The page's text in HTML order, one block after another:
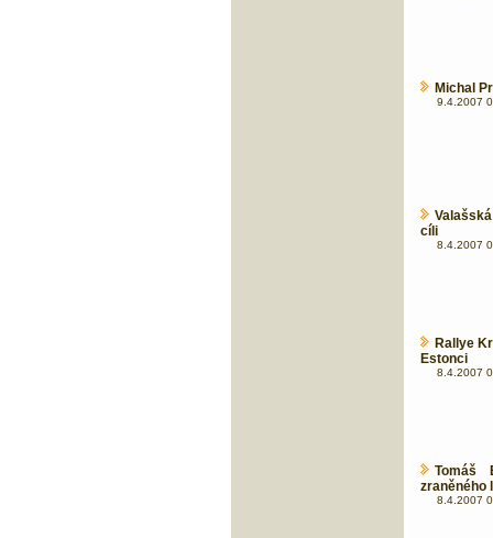
Michal
9.4.2007
cíli
8.4.2007
Rallye
Estonci
8.4.2007
Tomáš
zraněného
8.4.2007